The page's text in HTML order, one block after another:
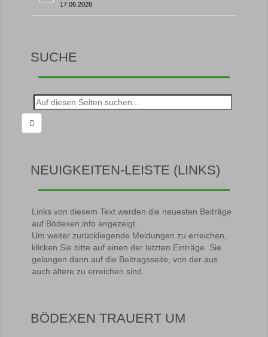
17.06.2026
SUCHE
Suche
nach:
NEUIGKEITEN-LEISTE (LINKS)
Links von diesem Text werden die neuesten Beiträge
auf Bödexen.info angezeigt.
Um weiter zurückliegende Meldungen zu erreichen,
klicken Sie bitte auf einen der letzten Einträge. Sie
gelangen dann auf die Beitragsseite, von der aus
auch ältere zu erreichen sind.
BÖDEXEN TRAUERT UM